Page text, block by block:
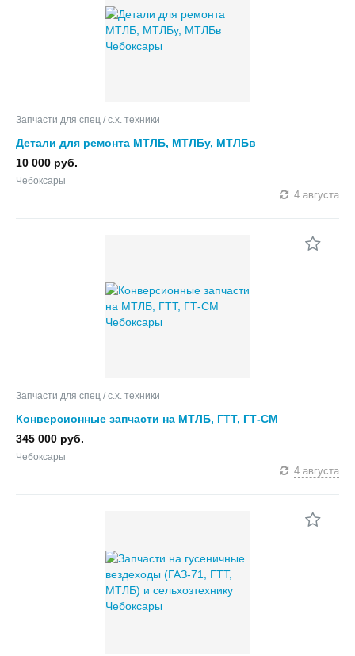
Запчасти для спец / с.х. техники
Детали для ремонта МТЛБ, МТЛБу, МТЛБв
10 000 руб.
Чебоксары
4 августа
Запчасти для спец / с.х. техники
Конверсионные запчасти на МТЛБ, ГТТ, ГТ-СМ
345 000 руб.
Чебоксары
4 августа